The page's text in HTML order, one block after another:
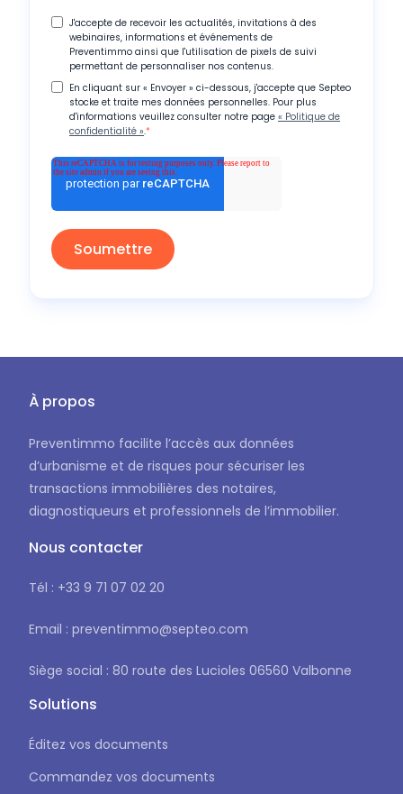
J'accepte de recevoir les actualités, invitations à des
webinaires, informations et événements de
Preventimmo ainsi que l'utilisation de pixels de suivi
permettant de personnaliser nos contenus.
En cliquant sur « Envoyer » ci-dessous, j'accepte que Septeo
stocke et traite mes données personnelles. Pour plus
d'informations veuillez consulter notre page « Politique de
confidentialité ».*
À propos
Preventimmo facilite l’accès aux données
d’urbanisme et de risques pour sécuriser les
transactions immobilières des notaires,
diagnostiqueurs et professionnels de l’immobilier.
Nous contacter
Tél : +33 9 71 07 02 20
Email : preventimmo@septeo.com
Siège social : 80 route des Lucioles 06560 Valbonne
Solutions
Éditez vos documents
Commandez vos documents